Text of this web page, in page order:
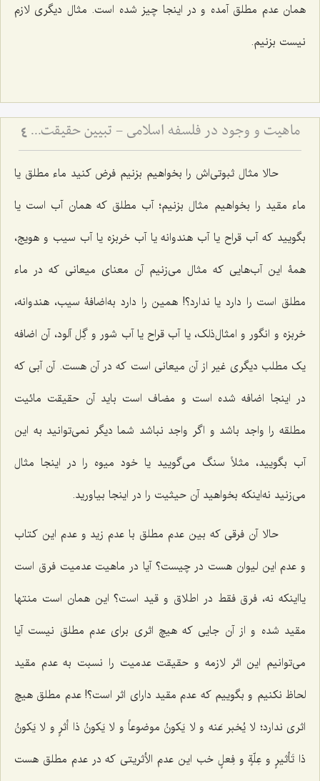
همان عدم مطلق آمده و در اینجا چیز شده است. مثال دیگری لازم
نیست بزنیم.
ماهیت و وجود در فلسفه اسلامی - تبیین حقیقت ماهیت و نسبت آن با وجود و آثار خارجی 4
حالا مثال ثبوتی‌اش را بخواهیم بزنیم فرض کنید ماء مطلق یا
ماء مقید را بخواهیم مثال بزنیم؛ آب مطلق که همان آب است یا
بگویید که آب قراح یا آب هندوانه یا آب خربزه یا آب سیب و هویج،
همۀ این آب‌هایی که مثال می‌زنیم آن معنای میعانی که در ماء
مطلق است را دارد یا ندارد؟! همین را دارد به‌اضافۀ سیب، هندوانه،
خربزه و انگور و امثال‌ذلک، یا آب قراح یا آب شور و گِل آلود، آن اضافه
یک مطلب دیگری غیر از آن میعانی است که در آن هست. آن آبی که
در اینجا اضافه شده است و مضاف است باید آن حقیقت مائیت
مطلقه را واجد باشد و اگر واجد نباشد شما دیگر نمی‌توانید به این
آب‌ بگویید، مثلاً سنگ‌ می‌گویید یا خود میوه را در اینجا مثال‌
می‌زنید نه‌اینکه بخواهید آن حیثیت را‌ در اینجا بیاورید.
حالا آن فرقی که بین عدم مطلق با عدم زید و عدم این کتاب
و عدم این لیوان هست در چیست؟ آیا در ماهیت عدمیت فرق است
یااینکه نه، فرق فقط در اطلاق و قید است؟ این همان است منتها
مقید شده و از آن جایی که هیچ اثری برای عدم مطلق نیست آیا‌
می‌توانیم این اثر لازمه و حقیقت عدمیت را‌ نسبت به عدم مقید
لحاظ نکنیم و بگوییم که عدم مقید دارای اثر است؟! عدم مطلق هیچ
اثری ندارد؛ لا یُخبر عَنه و لا یَکونُ موضوعاً و لا یَکونُ ذا أثرٍ و لا یَکونُ
ذا تَأثیرٍ و عِلّةٍ و فِعلٍ خب این عدم الأثریتی که در عدم مطلق هست